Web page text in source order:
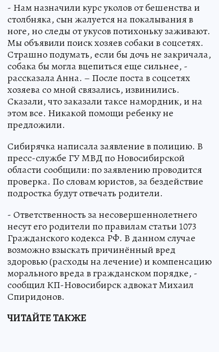
- Нам назначили курс уколов от бешенства и
столбняка, сын жалуется на покалывания в
ноге, но следы от укусов потихоньку заживают.
Мы объявили поиск хозяев собаки в соцсетях.
Страшно подумать, если бы дочь не закричала,
собака бы могла вцепиться еще сильнее, -
рассказала Анна. – После поста в соцсетях
хозяева со мной связались, извинились.
Сказали, что заказали таксе намордник, и на
этом все. Никакой помощи ребенку не
предложили.
Сибирячка написала заявление в полицию. В
пресс-службе ГУ МВД по Новосибирской
области сообщили: по заявлению проводится
проверка. По словам юристов, за бездействие
подростка будут отвечать родители.
- Ответственность за несовершеннолетнего
несут его родители по правилам статьи 1073
Гражданского кодекса РФ. В данном случае
возможно взыскать причинённый вред
здоровью (расходы на лечение) и компенсацию
морального вреда в гражданском порядке, -
сообщил КП-Новосибирск адвокат Михаил
Спиридонов.
ЧИТАЙТЕ ТАКЖЕ